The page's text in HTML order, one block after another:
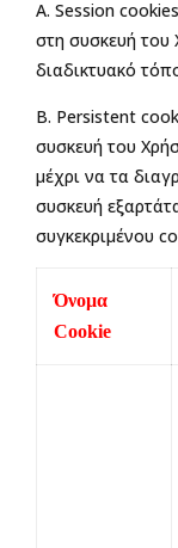
Α. Session
στη συσκευή του
διαδικτυακό
Β. Persistent
συσκευή του
μέχρι να τα
συσκευή
συγκεκριμένου
Όνομα
Cookie